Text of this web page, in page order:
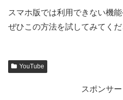
スマホ版では利用できない機
ぜひこの方法を試してみてくだ
YouTube
スポンサ